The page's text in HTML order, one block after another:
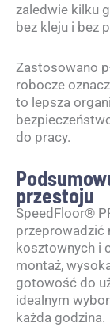
zaledwie kilku
bez kleju i bez
Zastosowano
robocze
to lepsza
do pracy.
przestoju
SpeedFloor®
przeprowadzić
kosztownych i
montaż,
gotowość do
idealnym
każda godzina.